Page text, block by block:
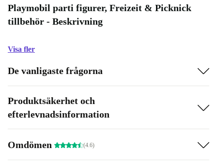
Playmobil parti figurer, Freizeit & Picknick
tillbehör - Beskrivning
Visa fler
De vanligaste frågorna
Produktsäkerhet och
efterlevnadsinformation
Omdömen (4.6)